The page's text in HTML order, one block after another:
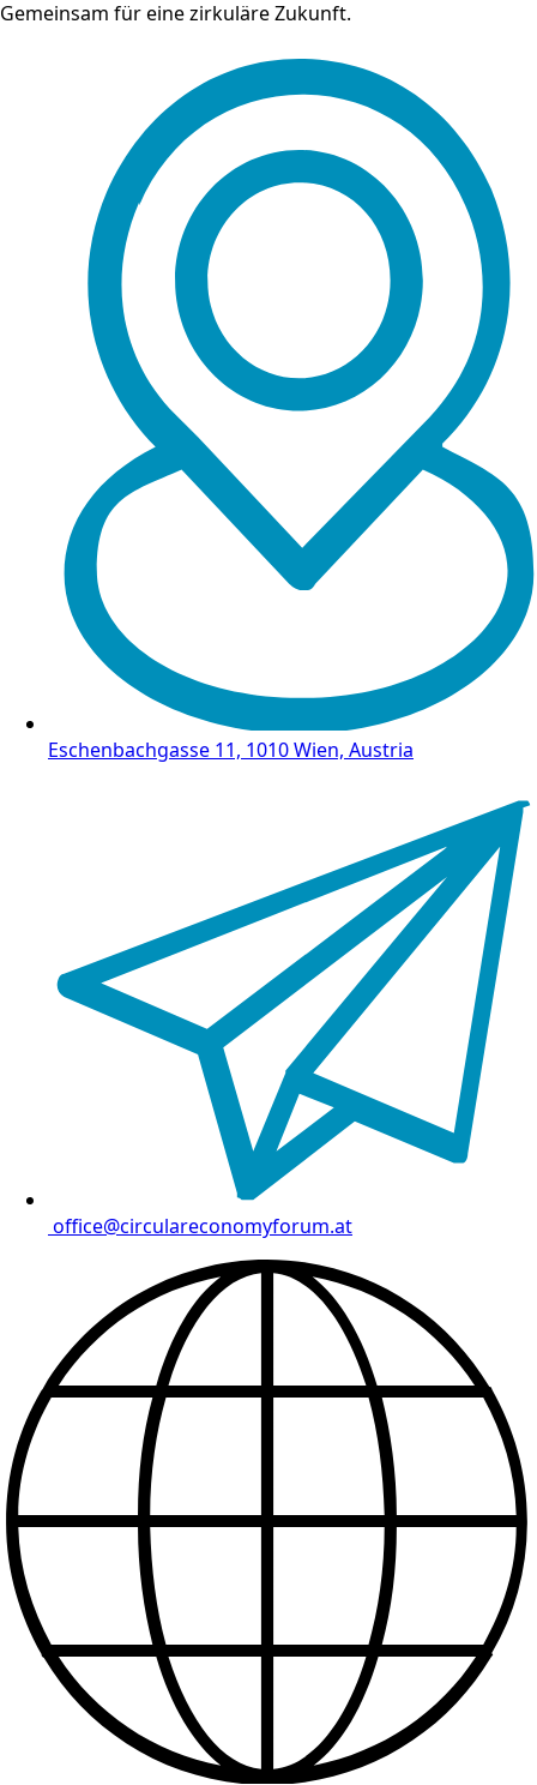
Gemeinsam für eine zirkuläre Zukunft.
Eschenbachgasse 11, 1010 Wien, Austria
office@circulareconomyforum.at